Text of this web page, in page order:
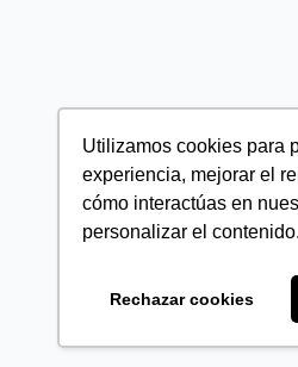
Utilizamos cookies para
experiencia, mejorar el
cómo interactúas en
personalizar el contenido.
Rechazar cookies